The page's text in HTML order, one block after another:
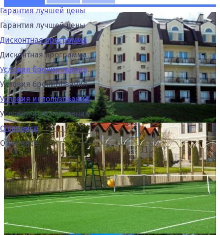
Гарантия лучшей цены
Гарантия лучшей цены
Дисконтная программа
Дисконтная программа
Условия бронирования
Условия бронирования
Условия использования
Условия использования
О сервисе
О сервисе